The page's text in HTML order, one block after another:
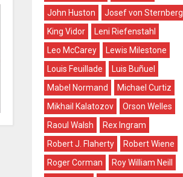
John Huston
Josef von Sternberg
King Vidor
Leni Riefenstahl
Leo McCarey
Lewis Milestone
Louis Feuillade
Luis Buñuel
Mabel Normand
Michael Curtiz
Mikhail Kalatozov
Orson Welles
Raoul Walsh
Rex Ingram
Robert J. Flaherty
Robert Wiene
Roger Corman
Roy William Neill